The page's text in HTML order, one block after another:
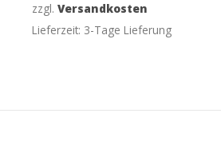
zzgl. Versandkosten
Lieferzeit: 3-Tage Lieferung